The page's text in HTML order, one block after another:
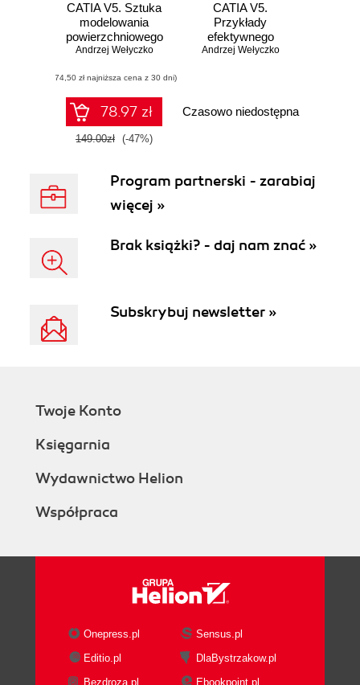
CATIA V5. Sztuka
modelowania
powierzchniowego
Andrzej Wełyczko
(74,50 zł najniższa cena z 30 dni)
78.97 zł
149.00zł (-47%)
CATIA V5.
Przykłady
efektywnego
zastosowania
Andrzej Wełyczko
Czasowo niedostępna
Program partnerski - zarabiaj
więcej »
Brak książki? - daj nam znać »
Subskrybuj newsletter »
Twoje Konto
Księgarnia
Wydawnictwo Helion
Współpraca
Onepress.pl
Sensus.pl
Editio.pl
DlaBystrzakow.pl
Bezdroza.pl
Ebookpoint.pl